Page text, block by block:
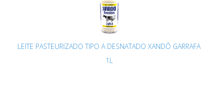
LEITE PASTEURIZADO TIPO A DESNATADO XANDÔ GARRAFA
1L